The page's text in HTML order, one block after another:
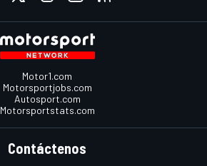
Motor1.com
Motorsportjobs.com
Autosport.com
Motorsportstats.com
Contáctenos